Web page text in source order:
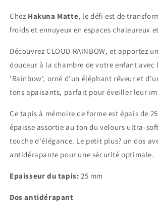
Chez Hakuna Matte, le défi est de
froids et ennuyeux en espaces chaleureux
Découvrez CLOUD RAINBOW, et apportez
douceur à la chambre de votre enfant avec
'Rainbow', orné d'un éléphant rêveur et
tons apaisants, parfait pour éveiller leur
Ce tapis à mémoire de forme est épais de
épaisse assortie au ton du velours ultra-
touche d'élégance. Le petit plus? un dos
antidérapante pour une sécurité optimale.
Epaisseur du tapis: 25 mm
Dos antidérapant